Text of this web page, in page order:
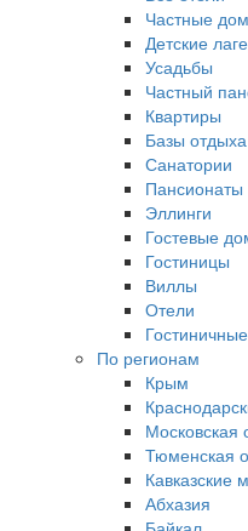
Частные
Детские
Усадьбы
Частный
Квартиры
Базы отдыха
Санатории
Пансионаты
Эллинги
Гостевые
Гостиницы
Виллы
Отели
По регионам
Крым
Московская
Тюменская
Кавказские
Абхазия